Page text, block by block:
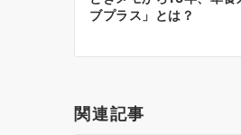
ビ
シ
ブプラス」とは？
関連記事